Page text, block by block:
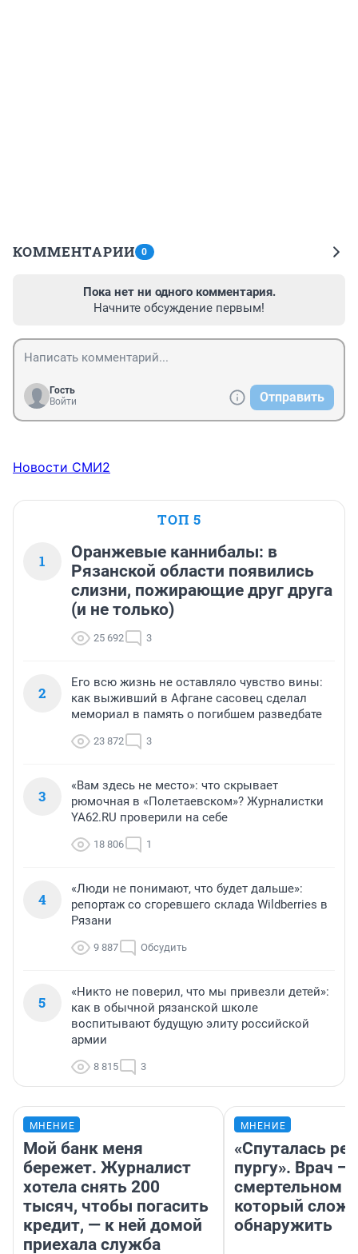
КОММЕНТАРИИ 0
Пока нет ни одного комментария.
Начните обсуждение первым!
Гость
Войти
Отправить
Новости СМИ2
ТОП 5
1
Оранжевые каннибалы: в
Рязанской области появились
слизни, пожирающие друг друга
(и не только)
25 692 3
2
Его всю жизнь не оставляло чувство вины:
как выживший в Афгане сасовец сделал
мемориал в память о погибшем разведбате
23 872 3
3
«Вам здесь не место»: что скрывает
рюмочная в «Полетаевском»? Журналистки
YA62.RU проверили на себе
18 806 1
4
«Люди не понимают, что будет дальше»:
репортаж со сгоревшего склада Wildberries в
Рязани
9 887 Обсудить
5
«Никто не поверил, что мы привезли детей»:
как в обычной рязанской школе
воспитывают будущую элиту российской
армии
8 815 3
МНЕНИЕ
Мой банк меня
бережет. Журналист
хотела снять 200
тысяч, чтобы погасить
кредит, — к ней домой
приехала служба
МНЕНИЕ
«Спуталась
пургу». Врач —
смертельном
который
обнаружить